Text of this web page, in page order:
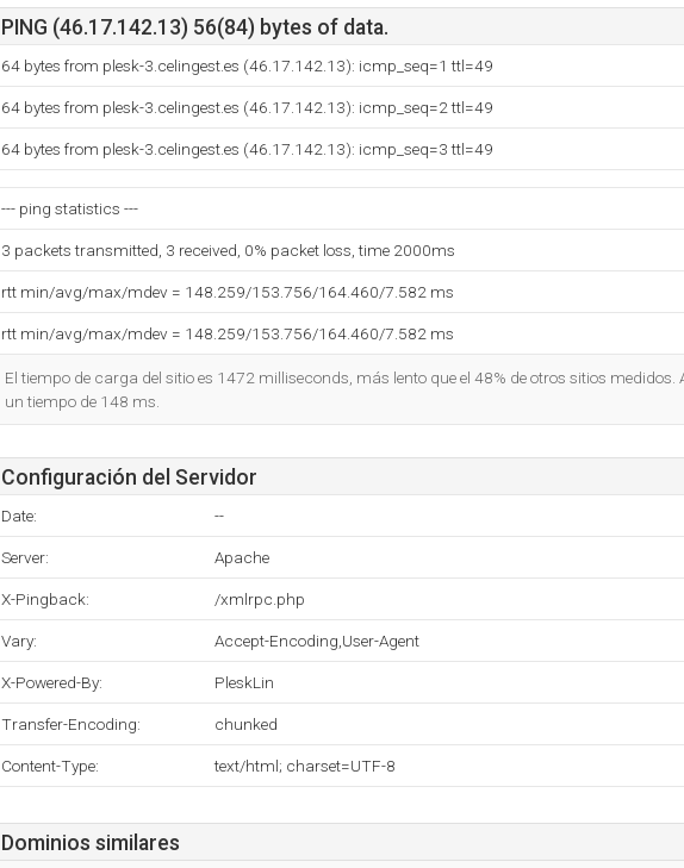
PING (46.17.142.13) 56(84) bytes of data.
64 bytes from plesk-3.celingest.es (46.17.142.13): icmp_seq=1 ttl=49
64 bytes from plesk-3.celingest.es (46.17.142.13): icmp_seq=2 ttl=49
64 bytes from plesk-3.celingest.es (46.17.142.13): icmp_seq=3 ttl=49
--- ping statistics ---
3 packets transmitted, 3 received, 0% packet loss, time 2000ms
rtt min/avg/max/mdev = 148.259/153.756/164.460/7.582 ms
rtt min/avg/max/mdev = 148.259/153.756/164.460/7.582 ms
El tiempo de carga del sitio es 1472 milliseconds, más lento que el 48% de otros sitios medidos.
un tiempo de 148 ms.
Configuración del Servidor
Date: --
Server: Apache
X-Pingback: /xmlrpc.php
Vary: Accept-Encoding,User-Agent
X-Powered-By: PleskLin
Transfer-Encoding: chunked
Content-Type: text/html; charset=UTF-8
Dominios similares